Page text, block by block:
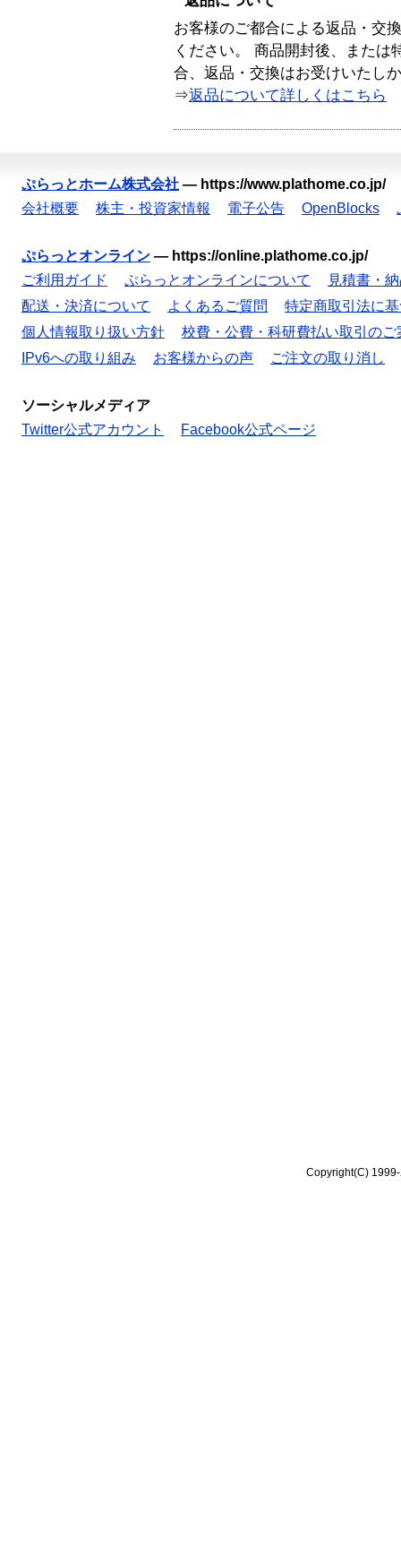
お客様のご都合による返品・交
ください。 商品開封後、または
合、返品・交換はお受けいたし
⇒返品について詳しくはこちら
ぷらっとホーム株式会社 — https://www.plathome.co.jp/
会社概要
株主・投資家情報 電子公告 OpenBlocks
ぷらっとオンライン — https://online.plathome.co.jp/
ご利用ガイド
ぷらっとオンラインについて
見積書・
配送・決済について
よくあるご質問
特定商取引法に
個人情報取り扱い方針
校費・公費・科研費払い取引のご
IPv6への取り組み
お客様からの声 ご注文の取り消し
ソーシャルメディア
Twitter公式アカウント
Facebook公式ページ
Copyright(C)